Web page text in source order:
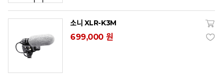
소니 XLR-K3M
699,000 원